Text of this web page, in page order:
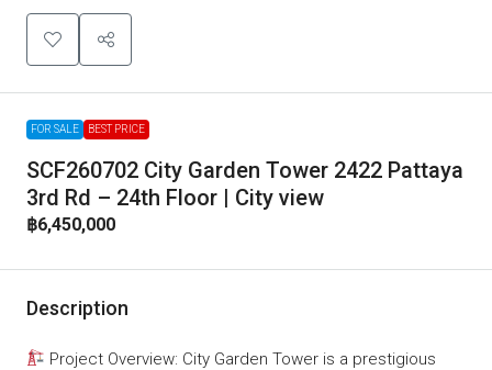
FOR SALE BEST PRICE
SCF260702 City Garden Tower 2422 Pattaya
3rd Rd – 24th Floor | City view
฿6,450,000
Description
Project Overview: City Garden Tower is a prestigious